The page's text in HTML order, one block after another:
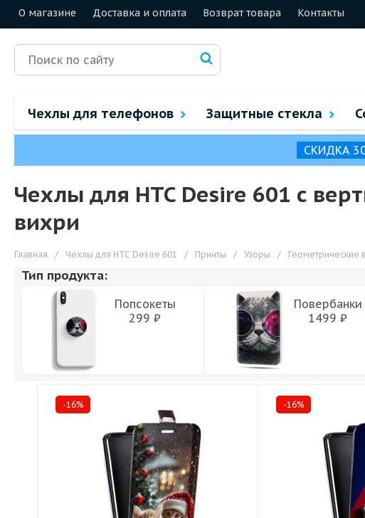
О магазине Доставка и оплата Возврат товара Контакты
Чехлы для телефонов Защитные стекла
СКИДКА
Чехлы для HTC Desire 601 с
вихри
Главная / Чехлы для HTC Desire 601 / Принты / Узоры / Геометрические
Тип продукта:
Попсокеты
299 ₽
Повербанки
1499 ₽
-16% -16%